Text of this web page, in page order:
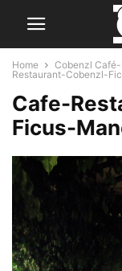
Home Cobenzl
Restaurant-Cobenzl-
Cafe-
Ficus-